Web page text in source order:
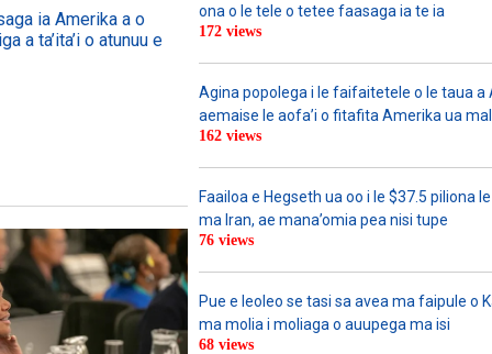
ia Amerika a o
a ta’ita’i o atunuu e
ona o le tele o tetee faasaga ia te ia
172 views
Agina popolega i le faifaitetele o le taua a
aemaise le aofa’i o fitafita Amerika ua
162 views
Faailoa e Hegseth ua oo i le $37.5 piliona
ma Iran, ae mana’omia pea nisi tupe
76 views
Pue e leoleo se tasi sa avea ma faipule o
ma molia i moliaga o auupega ma isi
68 views